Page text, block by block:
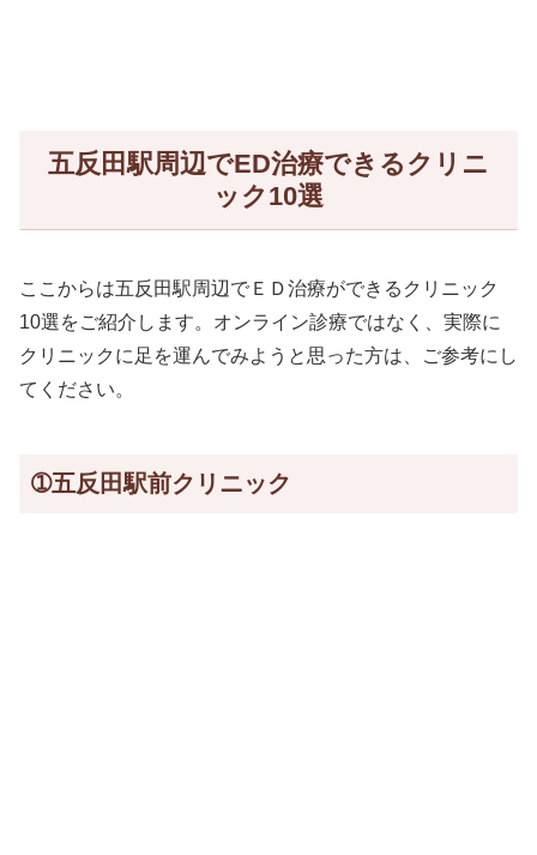
五反田駅周辺でED治療できるクリニ
ック10選
ここからは五反田駅周辺でＥＤ治療ができるクリニック
10選をご紹介します。オンライン診療ではなく、実際に
クリニックに足を運んでみようと思った方は、ご参考にし
てください。
➀五反田駅前クリニック